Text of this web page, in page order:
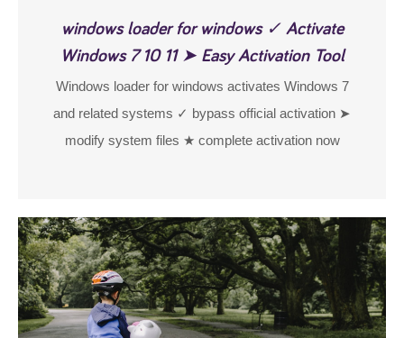
windows loader for windows ✓ Activate
Windows 7 10 11 ➤ Easy Activation Tool
Windows loader for windows activates Windows 7
and related systems ✓ bypass official activation ➤
modify system files ★ complete activation now